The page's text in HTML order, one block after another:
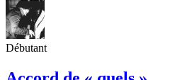
Débutant